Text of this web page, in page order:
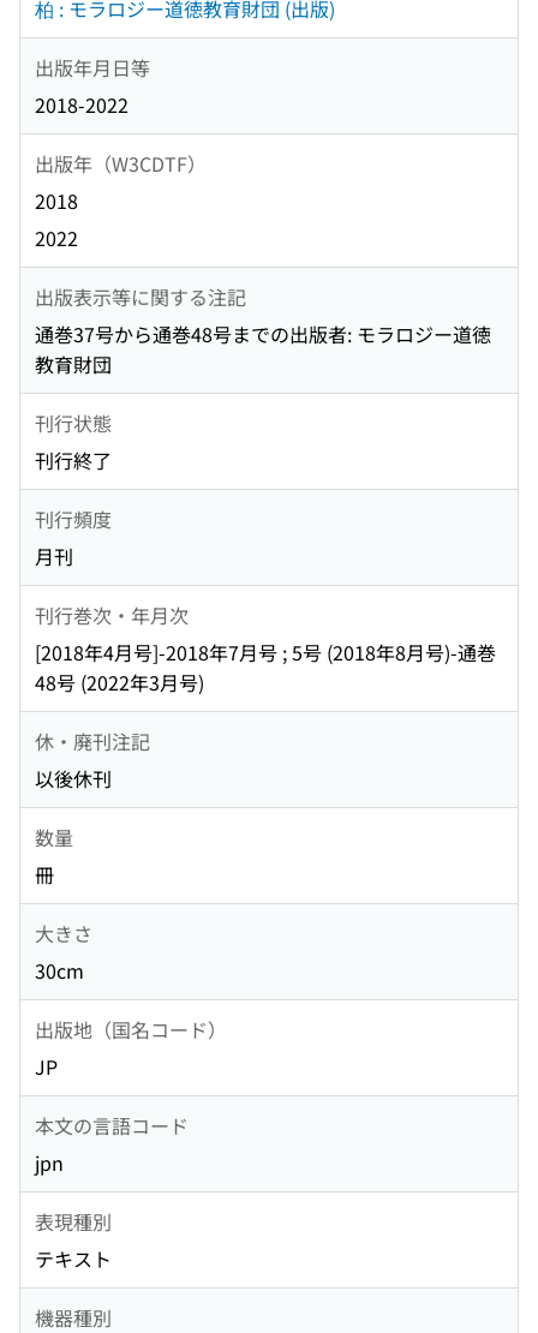
柏 : モラロジー道徳教育財団 (出版)
出版年月日等
2018-2022
出版年（W3CDTF）
2018
2022
出版表示等に関する注記
通巻37号から通巻48号までの出版者: モラロジー道徳
教育財団
刊行状態
刊行終了
刊行頻度
月刊
刊行巻次・年月次
[2018年4月号]-2018年7月号 ; 5号 (2018年8月号)-通巻
48号 (2022年3月号)
休・廃刊注記
以後休刊
数量
冊
大きさ
30cm
出版地（国名コード）
JP
本文の言語コード
jpn
表現種別
テキスト
機器種別